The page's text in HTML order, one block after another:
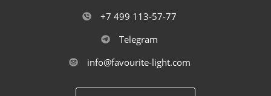
+7 499 113-57-77
Telegram
info@favourite-light.com